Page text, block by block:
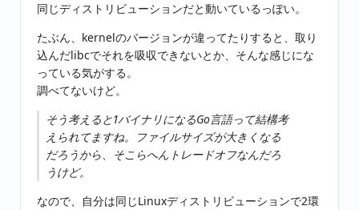
同じディストリビューションだと動いているっぽい。
たぶん、kernelのバージョンが違ってたりすると、取り
込んだlibcでそれを吸収できないとか、そんな感じにな
っている気がする。
調べてないけど。
そう考えると1バイナリになるGo言語って結構考
えられてますね。ファイルサイズが大きくなる
だろうから、そこらへんトレードオフなんだろ
うけど。
なので、自分は同じLinuxディストリビューションで2環